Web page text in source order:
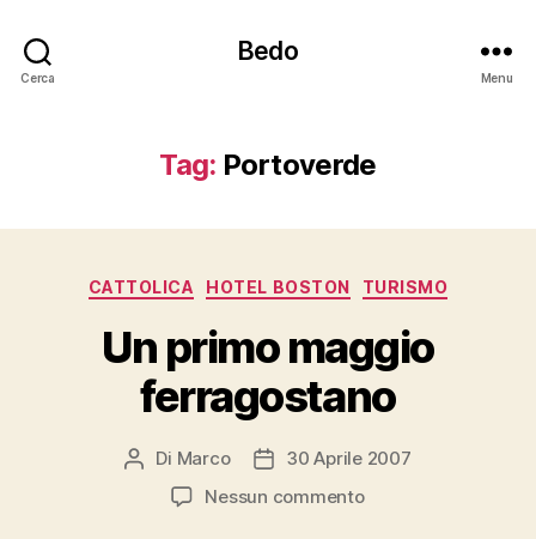
Cerca
Bedo
Menu
Tag: Portoverde
Categorie
CATTOLICA HOTEL BOSTON TURISMO
Un primo maggio
ferragostano
Autore
articolo
Di Marco
Data30 Aprile 2007
Nessun commentosu